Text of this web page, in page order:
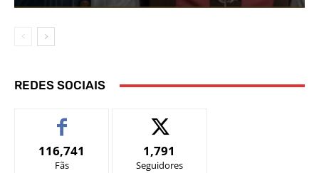
REDES SOCIAIS
116,741
Fãs
1,791
Seguidores